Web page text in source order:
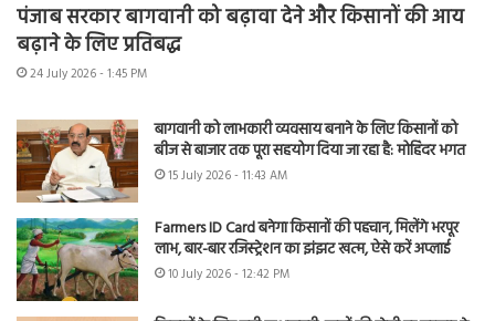
पंजाब सरकार बागवानी को बढ़ावा देने और किसानों की आय
बढ़ाने के लिए प्रतिबद्ध
24 July 2026 - 1:45 PM
बागवानी को लाभकारी व्यवसाय बनाने के लिए किसानों को
बीज से बाजार तक पूरा सहयोग दिया जा रहा है: मोहिंदर भगत
15 July 2026 - 11:43 AM
Farmers ID Card बनेगा किसानों की पहचान, मिलेंगे भरपूर
लाभ, बार-बार रजिस्ट्रेशन का झंझट खत्म, ऐसे करें अप्लाई
10 July 2026 - 12:42 PM